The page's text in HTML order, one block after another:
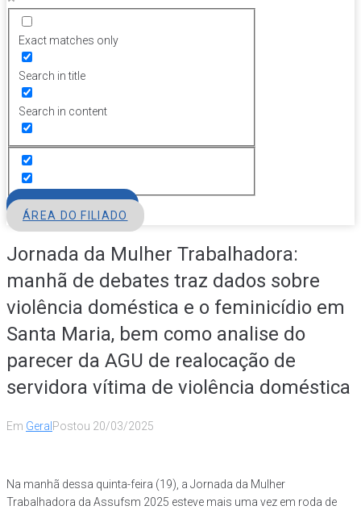
Exact matches only
Search in title
Search in content
ÁREA DO FILIADO
Jornada da Mulher Trabalhadora:
manhã de debates traz dados sobre
violência doméstica e o feminicídio em
Santa Maria, bem como analise do
parecer da AGU de realocação de
servidora vítima de violência doméstica
Em Geral Postou 20/03/2025
Na manhã dessa quinta-feira (19), a Jornada da Mulher
Trabalhadora da Assufsm 2025 esteve mais uma vez em roda de